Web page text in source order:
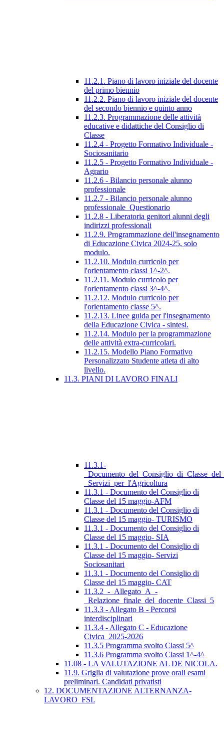
11.2.1. Piano di lavoro iniziale del docente
del primo biennio
11.2.2. Piano di lavoro iniziale del docente
del secondo biennio e quinto anno
11.2.3. Programmazione delle attività
educative e didattiche del Consiglio di
Classe
11.2.4 - Progetto Formativo Individuale -
Sociosanitario
11.2.5 - Progetto Formativo Individuale -
Agrario
11.2.6 - Bilancio personale alunno
professionale
11.2.7 - Bilancio personale alunno
professionale_Questionario
11.2.8 - Liberatoria genitori alunni degli
indirizzi professionali
11.2.9. Programmazione dell'insegnamento
di Educazione Civica 2024-25, solo
modulo.
11.2.10. Modulo curricolo per
l'orientamento classi 1^-2^.
11.2.11. Modulo curricolo per
l'orientamento classi 3^-4^.
11.2.12. Modulo curricolo per
l'orientamento classe 5^.
11.2.13. Linee guida per l'insegnamento
della Educazione Civica - sintesi.
11.2.14. Modulo per la programmazione
delle attività extra-curricolari.
11.2.15. Modello Piano Formativo
Personalizzato Studente atleta di alto
livello.
11.3. PIANI DI LAVORO FINALI
11.3.1-
_Servizi_per_l'Agricoltura
11.3.1 - Documento del Consiglio di
Classe del 15 maggio-AFM
11.3.1 - Documento del Consiglio di
Classe del 15 maggio- TURISMO
11.3.1 - Documento del Consiglio di
Classe del 15 maggio- SIA
11.3.1 - Documento del Consiglio di
Classe del 15 maggio- Servizi
Sociosanitari
11.3.1 - Documento del Consiglio di
Classe del 15 maggio- CAT
11.3.2_-_Allegato_A_-
_Relazione_finale_del_docente_Classi_5
11.3.3 - Allegato B - Percorsi
interdisciplinari
11.3.4 - Allegato C - Educazione
Civica_2025-2026
11.3.5 Programma svolto Classi 5^
11.3.6 Programma svolto Classi 1^-4^
11.08 - LA VALUTAZIONE AL DE NICOLA.
11.9. Griglia di valutazione prove orali esami
preliminari. Candidati privatisti
12. DOCUMENTAZIONE ALTERNANZA-
LAVORO_FSL